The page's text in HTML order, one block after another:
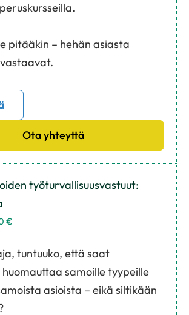
pitääkin – hehän asiasta
Ota yhteyttä
työturvallisuusvastuut:
€
tuntuuko, että saat
samoille tyypeille
asioista – eikä siltikään